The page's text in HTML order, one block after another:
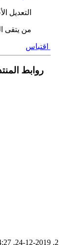
التعديل
من يتقى
اقتباس
روابط
24-12-2019,
PM